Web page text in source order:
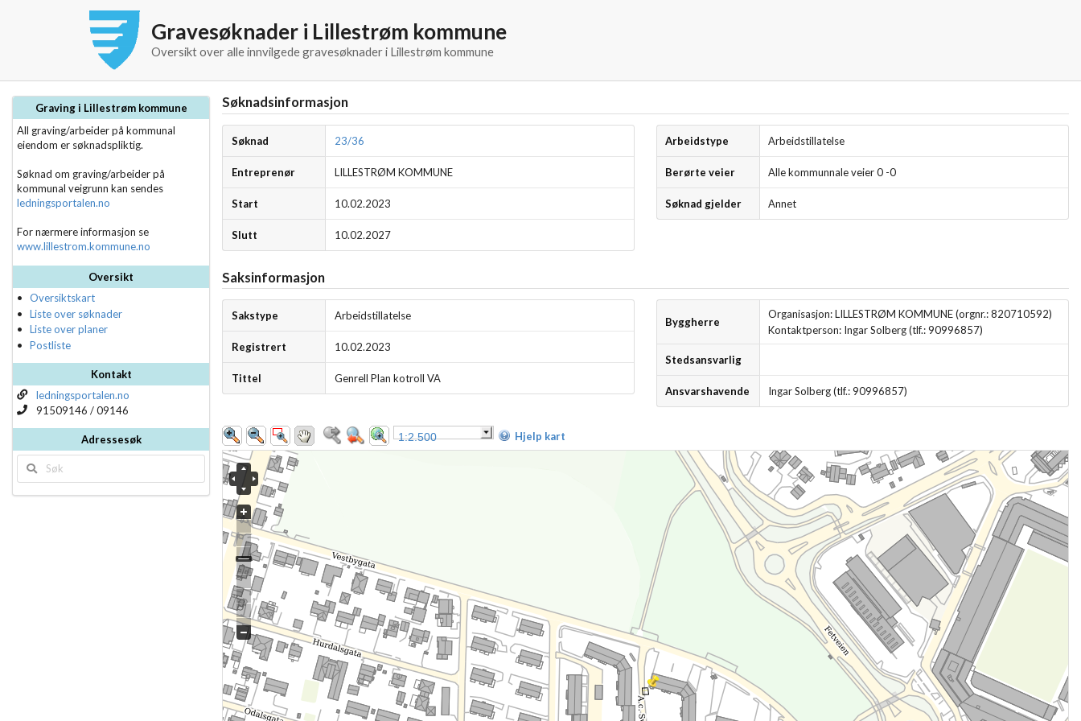
Gravesøknader i Lillestrøm kommune
Oversikt over alle innvilgede gravesøknader i Lillestrøm kommune
Graving i Lillestrøm kommune
All graving/arbeider på kommunal
eiendom er søknadspliktig.
Søknad om graving/arbeider på
kommunal veigrunn kan sendes
ledningsportalen.no
For nærmere informasjon se
www.lillestrom.kommune.no
Oversikt
Oversiktskart
Liste over søknader
Liste over planer
Postliste
Kontakt
ledningsportalen.no
91509146 / 09146
Adressesøk
Søknadsinformasjon
Søknad 23/36
Entreprenør LILLESTRØM KOMMUNE
Start 10.02.2023
Slutt 10.02.2027
Arbeidstype Arbeidstillatelse
Berørte veier Alle kommunnale veier 0 -0
Søknad gjelder Annet
Saksinformasjon
Sakstype Arbeidstillatelse
Registrert 10.02.2023
Tittel Genrell Plan kotroll VA
Byggherre
Organisasjon: LILLESTRØM KOMMUNE (orgnr.: 820710592)
Kontaktperson: Ingar Solberg (tlf.: 90996857)
Stedsansvarlig
Ansvarshavende Ingar Solberg (tlf.: 90996857)
1:2.500 Hjelp kart